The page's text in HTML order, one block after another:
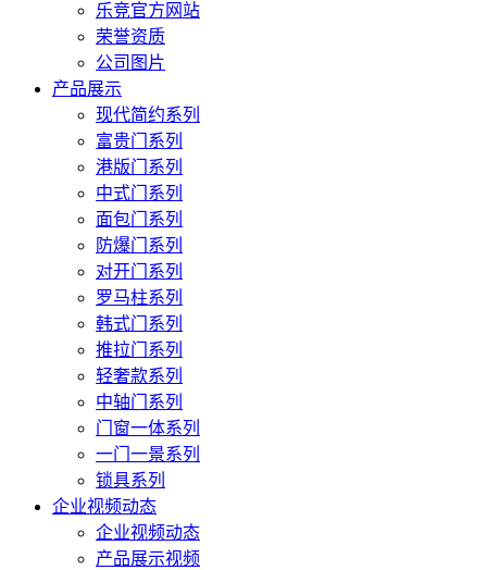
乐竞官方网站
荣誉资质
公司图片
产品展示
现代简约系列
富贵门系列
港版门系列
中式门系列
面包门系列
防爆门系列
对开门系列
罗马柱系列
韩式门系列
推拉门系列
轻奢款系列
中轴门系列
门窗一体系列
一门一景系列
锁具系列
企业视频动态
企业视频动态
产品展示视频